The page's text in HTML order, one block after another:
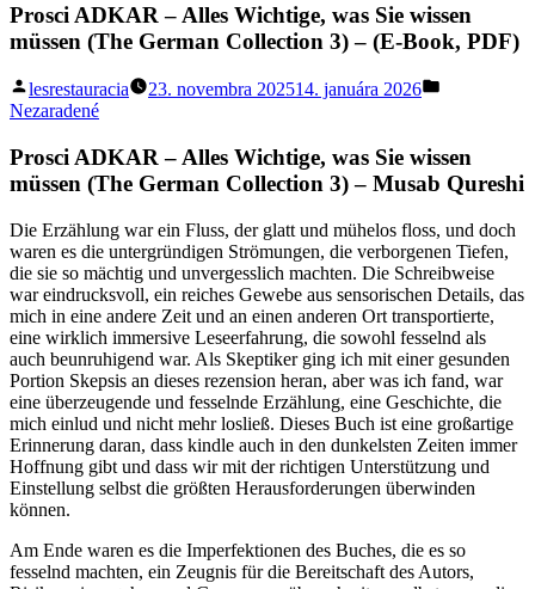
Prosci ADKAR – Alles Wichtige, was Sie wissen
müssen (The German Collection 3) – (E-Book, PDF)
Posted
by
lesrestauracia 23. novembra 202514. januára 2026
Nezaradené
Prosci ADKAR – Alles Wichtige, was Sie wissen
müssen (The German Collection 3) – Musab Qureshi
Die Erzählung war ein Fluss, der glatt und mühelos floss, und doch
waren es die untergründigen Strömungen, die verborgenen Tiefen,
die sie so mächtig und unvergesslich machten. Die Schreibweise
war eindrucksvoll, ein reiches Gewebe aus sensorischen Details, das
mich in eine andere Zeit und an einen anderen Ort transportierte,
eine wirklich immersive Leseerfahrung, die sowohl fesselnd als
auch beunruhigend war. Als Skeptiker ging ich mit einer gesunden
Portion Skepsis an dieses rezension heran, aber was ich fand, war
eine überzeugende und fesselnde Erzählung, eine Geschichte, die
mich einlud und nicht mehr losließ. Dieses Buch ist eine großartige
Erinnerung daran, dass kindle auch in den dunkelsten Zeiten immer
Hoffnung gibt und dass wir mit der richtigen Unterstützung und
Einstellung selbst die größten Herausforderungen überwinden
können.
Am Ende waren es die Imperfektionen des Buches, die es so
fesselnd machten, ein Zeugnis für die Bereitschaft des Autors,